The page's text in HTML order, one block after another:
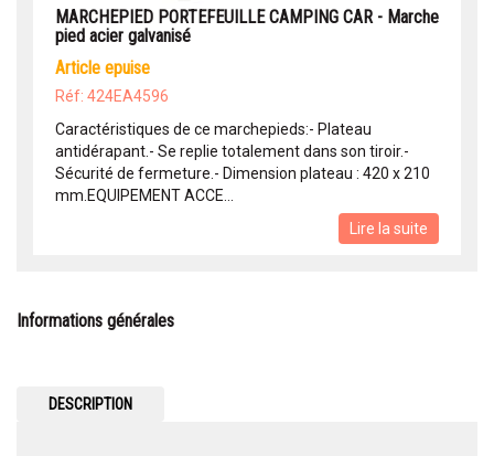
MARCHEPIED PORTEFEUILLE CAMPING CAR - Marche
pied acier galvanisé
article epuise
Réf: 424EA4596
Caractéristiques de ce marchepieds:- Plateau
antidérapant.- Se replie totalement dans son tiroir.-
Sécurité de fermeture.- Dimension plateau : 420 x 210
mm.EQUIPEMENT ACCE...
Lire la suite
Informations générales
DESCRIPTION